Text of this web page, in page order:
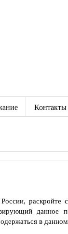
Контакты
данное
в